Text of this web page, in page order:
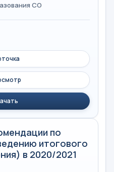
СО
по
итогового
в 2020/2021